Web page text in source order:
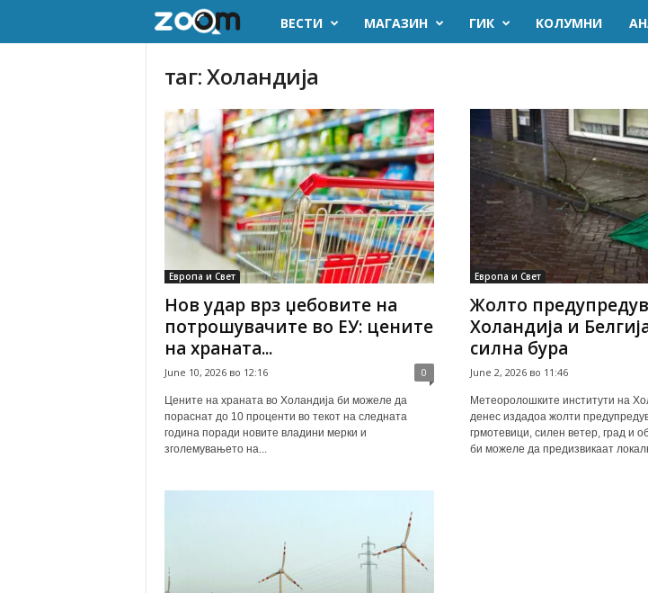
m
.
m
k
ВЕСТИ МАГАЗИН ГИК KОЛУМНИ
таг: Холандија
Европа и Свет
Нов удар врз џебовите на
потрошувачите во ЕУ: цените
на храната...
June 10, 2026 во 12:16 0
Цените на храната во Холандија би можеле да
пораснат до 10 проценти во текот на следната
година поради новите владини мерки и
зголемувањето на...
Европа и Свет
Жолто
Холандија и
силна бура
June 2, 2026 во 11:46
Метеоролошките институти на
денес издадоа жолти
грмотевици, силен ветер, град и
би можеле да предизвикаат